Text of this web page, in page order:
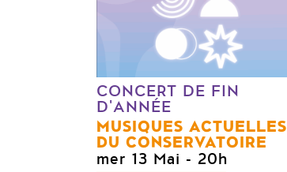
CONCERT DE FIN
D'ANNÉE
MUSIQUES ACTUELLES
DU CONSERVATOIRE
mer 13 Mai - 20h